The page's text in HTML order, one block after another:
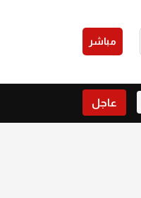
مباشر
عاجل